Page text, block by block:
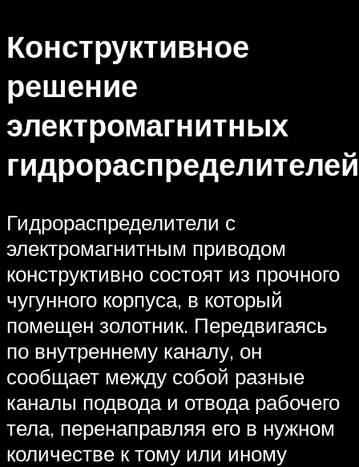
Конструктивное
решение
электромагнитных
гидрораспределителей
Гидрораспределители с
электромагнитным приводом
конструктивно состоят из прочного
чугунного корпуса, в который
помещен золотник. Передвигаясь
по внутреннему каналу, он
сообщает между собой разные
каналы подвода и отвода рабочего
тела, перенаправляя его в нужном
количестве к тому или иному